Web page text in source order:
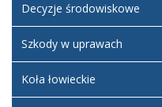
Decyzje środowiskowe
Szkody w uprawach
Koła łowieckie